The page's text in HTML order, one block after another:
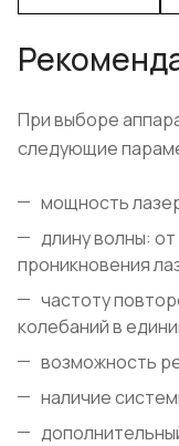
При выборе
следующие
мощность
длину волны:
проникновения
частоту
колебаний в
возможность
наличие